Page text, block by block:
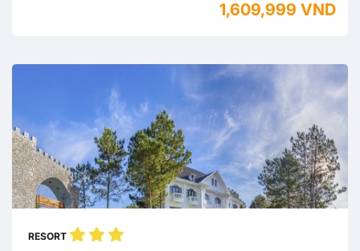
1,609,999 VND
RESORT